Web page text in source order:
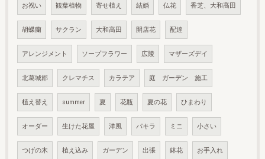
お祝い 観葉植物 寄せ植え 結婚 仏花 香芝、大和高田
胡蝶蘭 サクラン 大和高田 開店花 配達
アレンジメント ソープフラワー 広陵 マザーズデイ
北葛城郡 クレマチス カラテア 庭 ガーデン 施工
植え替え summer 夏 花瓶 夏の花 ひまわり
オーダー 生けた花屋 洋風 パキラ ミニ 小さい
つげの木 植え込み ガーデン 出張 鉢花 お手入れ